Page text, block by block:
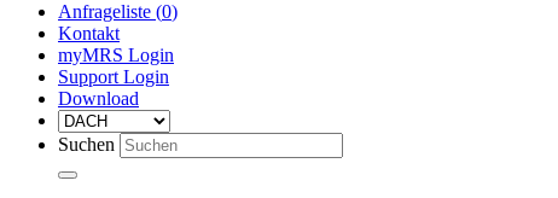
Anfrageliste (0)
Kontakt
myMRS Login
Support Login
Download
Suchen